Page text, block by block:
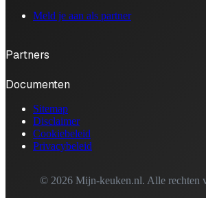
Meld je aan als partner
Partners
Documenten
Sitemap
Disclaimer
Cookiebeleid
Privacybeleid
© 2026 Mijn-keuken.nl. Alle rechten